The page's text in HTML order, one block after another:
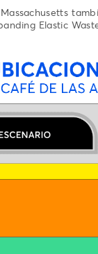
Elastic